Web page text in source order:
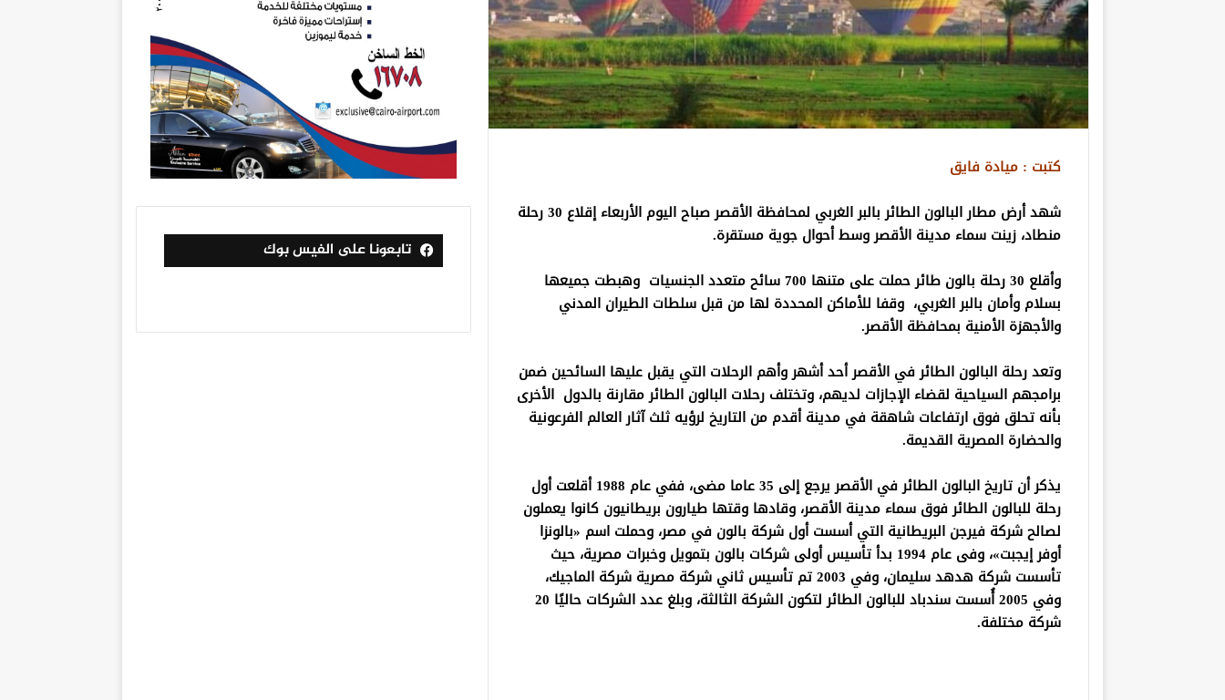
كتبت : ميادة فايق
شهد أرض مطار البالون الطائر بالبر الغربي لمحافظة الأقصر صباح اليوم الأربعاء إقلاع 30 رحلة
منطاد، زينت سماء مدينة الأقصر وسط أحوال جوية مستقرة.
وأقلع 30 رحلة بالون طائر حملت على متنها 700 سائح متعدد الجنسيات وهبطت جميعها
بسلام وأمان بالبر الغربي، وقفا للأماكن المحددة لها من قبل سلطات الطيران المدني
والأجهزة الأمنية بمحافظة الأقصر.
وتعد رحلة البالون الطائر في الأقصر أحد أشهر وأهم الرحلات التي يقبل عليها السائحين ضمن
برامجهم السياحية لقضاء الإجازات لديهم، وتختلف رحلات البالون الطائر مقارنة بالدول الأخرى
بأنه تحلق فوق ارتفاعات شاهقة في مدينة أقدم من التاريخ لرؤيه ثلث آثار العالم الفرعونية
والحضارة المصرية القديمة.
يذكر أن تاريخ البالون الطائر في الأقصر يرجع إلى 35 عاما مضى، ففي عام 1988 أقلعت أول
رحلة للبالون الطائر فوق سماء مدينة الأقصر، وقادها وقتها طيارون بريطانيون كانوا يعملون
لصالح شركة فيرجن البريطانية التي أسست أول شركة بالون في مصر، وحملت اسم «بالونزا
أوفر إيجبت»، وفى عام 1994 بدأ تأسيس أولى شركات بالون بتمويل وخبرات مصرية، حيث
تأسست شركة هدهد سليمان، وفي 2003 تم تأسيس ثاني شركة مصرية شركة الماجيك،
وفي 2005 أُسست سندباد للبالون الطائر لتكون الشركة الثالثة، وبلغ عدد الشركات حاليًا 20
شركة مختلفة.
تابعونا على الفيس بوك